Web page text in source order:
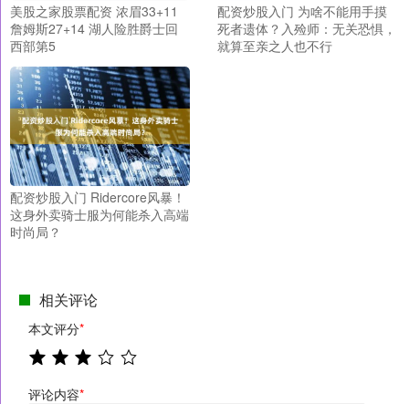
美股之家股票配资 浓眉33+11
詹姆斯27+14 湖人险胜爵士回
西部第5
配资炒股入门 为啥不能用手摸
死者遗体？入殓师：无关恐惧，
就算至亲之人也不行
配资炒股入门 Ridercore风暴！
这身外卖骑士服为何能杀入高端
时尚局？
相关评论
本文评分*
评论内容*